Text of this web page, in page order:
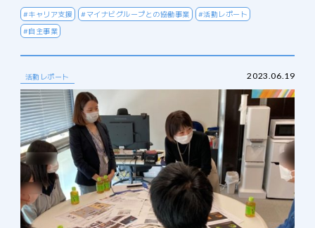
#キャリア支援 #マイナビグループとの協働事業
#活動レポート
#自主事業
活動レポート 2023.06.19